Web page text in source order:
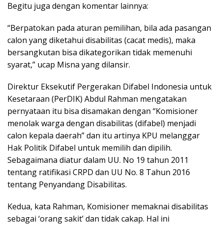
Begitu juga dengan komentar lainnya:
“Berpatokan pada aturan pemilihan, bila ada pasangan
calon yang diketahui disabilitas (cacat medis), maka
bersangkutan bisa dikategorikan tidak memenuhi
syarat,” ucap Misna yang dilansir.
Direktur Eksekutif Pergerakan Difabel Indonesia untuk
Kesetaraan (PerDIK) Abdul Rahman mengatakan
pernyataan itu bisa disamakan dengan “Komisioner
menolak warga dengan disabilitas (difabel) menjadi
calon kepala daerah” dan itu artinya KPU melanggar
Hak Politik Difabel untuk memilih dan dipilih.
Sebagaimana diatur dalam UU. No 19 tahun 2011
tentang ratifikasi CRPD dan UU No. 8 Tahun 2016
tentang Penyandang Disabilitas.
Kedua, kata Rahman, Komisioner memaknai disabilitas
sebagai ‘orang sakit’ dan tidak cakap. Hal ini